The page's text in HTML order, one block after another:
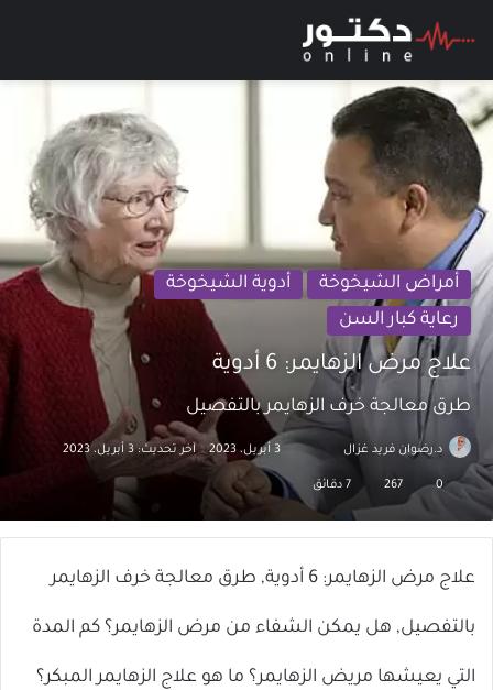
أمراض الشيخوخة
أدوية الشيخوخة
رعاية كبار السن
علاج مرض الزهايمر: 6 أدوية
طرق معالجة خرف الزهايمر بالتفصيل
د.رضوان فريد غزال
تابع
على
أرسل
إلكترونيا
3 أبريل، 2023 آخر تحديث: 3 أبريل، 2023
0
267
علاج مرض الزهايمر: 6 أدوية, طرق معالجة خرف الزهايمر
بالتفصيل, هل يمكن الشفاء من مرض الزهايمر؟ كم المدة
التي يعيشها مريض الزهايمر؟ ما هو علاج الزهايمر المبكر؟